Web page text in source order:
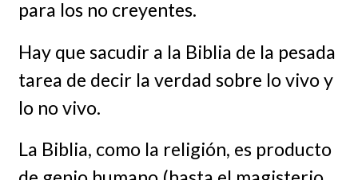
para los no creyentes.
Hay que sacudir a la Biblia de la pesada
tarea de decir la verdad sobre lo vivo y
lo no vivo.
La Biblia, como la religión, es producto